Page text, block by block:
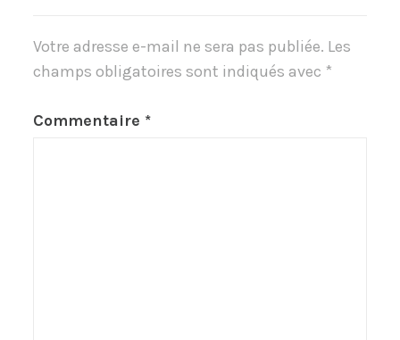
Votre adresse e-mail ne sera pas publiée. Les
champs obligatoires sont indiqués avec *
Commentaire *